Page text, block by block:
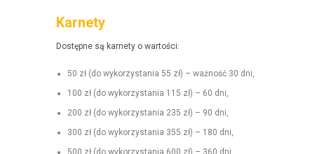
Karnety
Dostęp­ne są kar­ne­ty o wartości:
50 zł (do wyko­rzys­ta­nia 55 zł) – ważność 30 dni,
100 zł (do wyko­rzys­ta­nia 115 zł) – 60 dni,
200 zł (do wyko­rzys­ta­nia 235 zł) – 90 dni,
300 zł (do wyko­rzys­ta­nia 355 zł) – 180 dni,
500 zł (do wyko­rzys­ta­nia 600 zł) – 360 dni.